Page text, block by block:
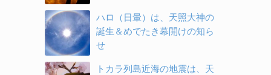
ハロ（日暈）は、天照大神の
誕生＆めでたき幕開けの知ら
せ
トカラ列島近海の地震は、天